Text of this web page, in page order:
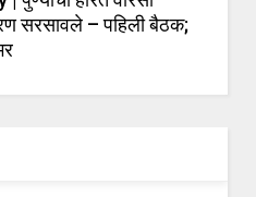
सरसावले – पहिली बैठक;